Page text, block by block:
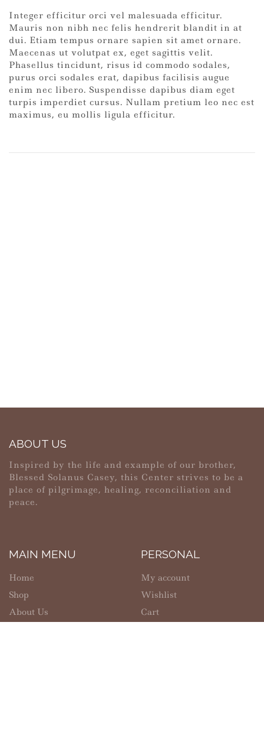
Integer efficitur orci vel malesuada efficitur.
Mauris non nibh nec felis hendrerit blandit in at
dui. Etiam tempus ornare sapien sit amet ornare.
Maecenas ut volutpat ex, eget sagittis velit.
Phasellus tincidunt, risus id commodo sodales,
purus orci sodales erat, dapibus facilisis augue
enim nec libero. Suspendisse dapibus diam eget
turpis imperdiet cursus. Nullam pretium leo nec est
maximus, eu mollis ligula efficitur.
ABOUT US
Inspired by the life and example of our brother,
Blessed Solanus Casey, this Center strives to be a
place of pilgrimage, healing, reconciliation and
peace.
MAIN MENU
Home
Shop
About Us
PERSONAL
My account
Wishlist
Cart